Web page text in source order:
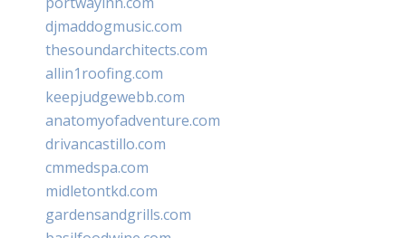
djmaddogmusic.com
thesoundarchitects.com
allin1roofing.com
keepjudgewebb.com
anatomyofadventure.com
drivancastillo.com
cmmedspa.com
midletontkd.com
gardensandgrills.com